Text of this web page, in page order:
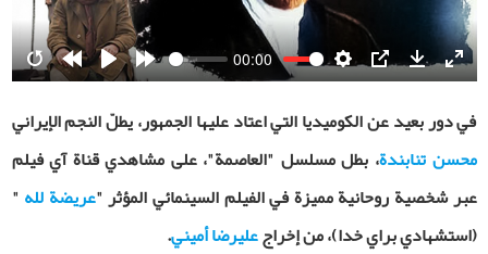
RestartRewindPlay Forward
00:00
Settings
PIP Download
في دور بعيد عن الكوميديا التي اعتاد عليها الجمهور، يطلّ النجم الإيراني
محسن تنابندة، بطل مسلسل "العاصمة"، على مشاهدي قناة آي فيلم
عبر شخصية روحانية مميزة في الفيلم السينمائي المؤثر"عريضة لله "
(استشهادي براي خدا)، من إخراجعليرضا أميني.